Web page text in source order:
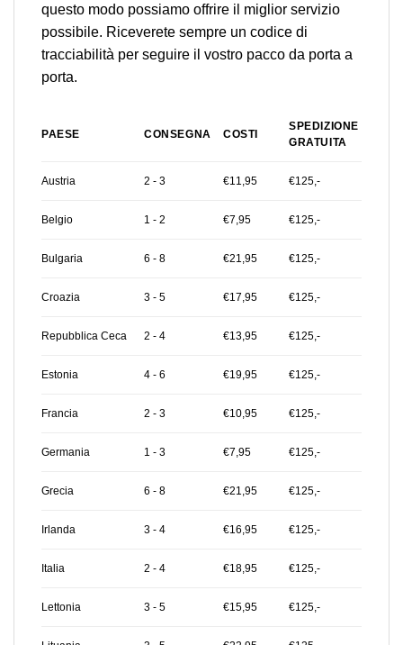
questo modo possiamo offrire il miglior servizio
possibile. Riceverete sempre un codice di
tracciabilità per seguire il vostro pacco da porta a
porta.
PAESE CONSEGNA COSTI
SPEDIZIONE
GRATUITA
Austria 2 - 3 €11,95 €125,-
Belgio 1 - 2 €7,95 €125,-
Bulgaria 6 - 8 €21,95 €125,-
Croazia 3 - 5 €17,95 €125,-
Repubblica Ceca 2 - 4 €13,95 €125,-
Estonia 4 - 6 €19,95 €125,-
Francia 2 - 3 €10,95 €125,-
Germania 1 - 3 €7,95 €125,-
Grecia 6 - 8 €21,95 €125,-
Irlanda 3 - 4 €16,95 €125,-
Italia 2 - 4 €18,95 €125,-
Lettonia 3 - 5 €15,95 €125,-